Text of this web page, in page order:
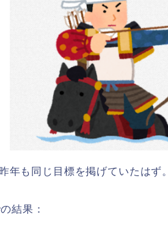
年も同じ目標を掲げていたはず。
結果：